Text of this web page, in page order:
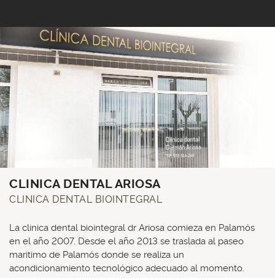
CLINICA DENTAL ARIOSA
CLINICA DENTAL BIOINTEGRAL
La clinica dental biointegral dr Ariosa comieza en Palamós
en el año 2007. Desde el año 2013 se traslada al paseo
maritimo de Palamós donde se realiza un
acondicionamiento tecnológico adecuado al momento.